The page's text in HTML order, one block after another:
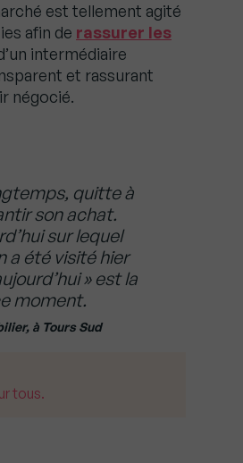
est tellement agité
afin de rassurer les
intermédiaire
et rassurant
négocié.
quitte à
son achat.
sur lequel
a été visité hier
» est la
moment.
à Tours Sud
tous.